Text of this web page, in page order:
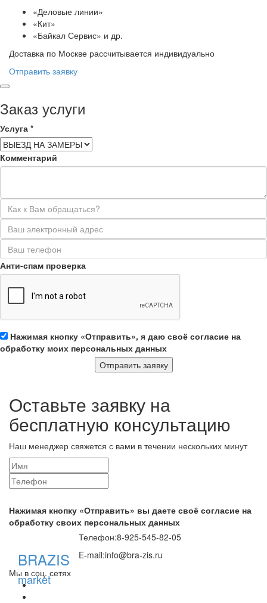
«Деловые линии»
«Кит»
«Байкал Сервис» и др.
Доставка по Москве рассчитывается индивидуально
Отправить заявку
Заказ услуги
Услуга *
Комментарий
Анти-спам проверка
Нажимая кнопку «Отправить», я даю своё согласие на
обработку моих персональных данных
Отправить заявку
Оставьте заявку на
бесплатную консультацию
Наш менеджер свяжется с вами в течении нескольких минут
Нажимая кнопку «Отправить» вы даете своё согласие на
обработку своих персональных данных
BRAZIS
market
Телефон:8-925-545-82-05
E-mail:info@bra-zis.ru
Мы в соц. сетях